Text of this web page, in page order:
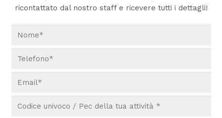
ricontattato dal nostro staff e ricevere tutti i dettagli!